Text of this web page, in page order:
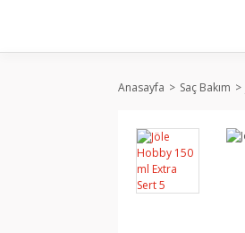
Anasayfa Saç Bakım